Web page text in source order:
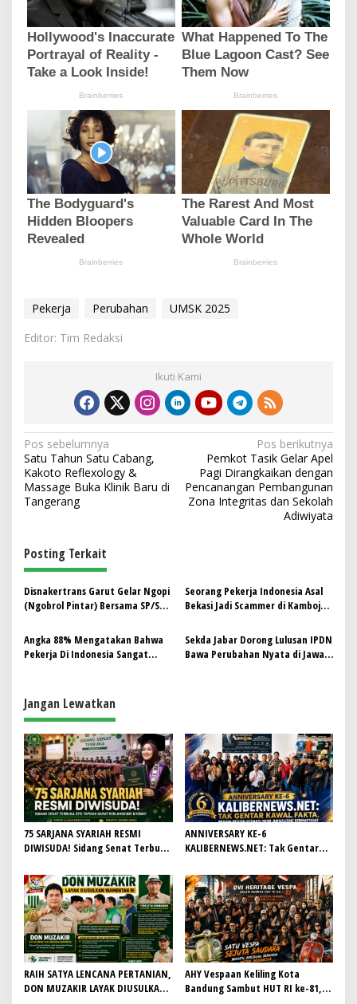
Pekerja Perubahan
UMSK 2025
Editor: Tim Redaksi
Ikuti Kami
N
a
v
i
a
s
i
o
Pos sebelumnya
Satu Tahun Satu Cabang,
Kakoto Reflexology &
Massage Buka Klinik Baru di
Tangerang
Pos berikutnya
Pemkot Tasik Gelar Apel
Pagi Dirangkaikan dengan
Pencanangan Pembangunan
Zona Integritas dan Sekolah
Adiwiyata
Posting Terkait
Disnakertrans Garut Gelar Ngopi
(Ngobrol Pintar) Bersama SP/SB
Seorang Pekerja Indonesia Asal
Bekasi Jadi Scammer di Kamboja,
Angka 88% Mengatakan Bahwa
Pekerja Di Indonesia Sangat
Sekda Jabar Dorong Lulusan IPDN
Bawa Perubahan Nyata di Jawa
Jangan Lewatkan
75 SARJANA SYARIAH RESMI
DIWISUDA! Sidang Senat Terbuka
Khidmat, Siapkan Lulusan
Berdaya Saing dan Berintegritas
ANNIVERSARY KE-6
KALIBERNEWS.NET: Tak Gentar
Redaksi Demi Jurnalisme
Bermartabat
RAIH SATYA LENCANA PERTANIAN,
DON MUZAKIR LAYAK DIUSULKAN
AHY Vespaan Keliling Kota
Bandung Sambut HUT RI ke-81,